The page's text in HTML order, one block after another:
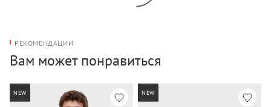
РЕКОМЕНДАЦИИ
Вам может понравиться
NEW NEW